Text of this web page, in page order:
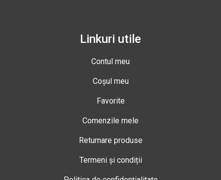
Linkuri utile
Contul meu
Coșul meu
Favorite
Comenzile mele
Returnare produse
Termeni și condiții